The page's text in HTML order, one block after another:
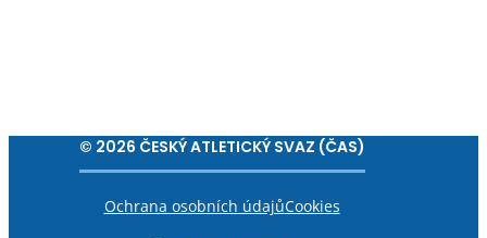
© 2026 ČESKÝ ATLETICKÝ SVAZ (ČAS)
Ochrana osobních údajůCookies